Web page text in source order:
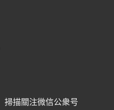
掃描關注微信公衆号